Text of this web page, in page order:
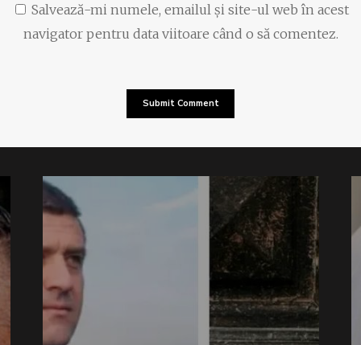
Salvează-mi numele, emailul și site-ul web în acest
navigator pentru data viitoare când o să comentez.